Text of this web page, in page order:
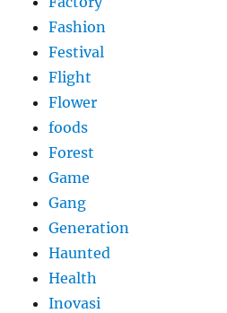
Fashion
Festival
Flight
Flower
foods
Forest
Game
Gang
Generation
Haunted
Health
Inovasi